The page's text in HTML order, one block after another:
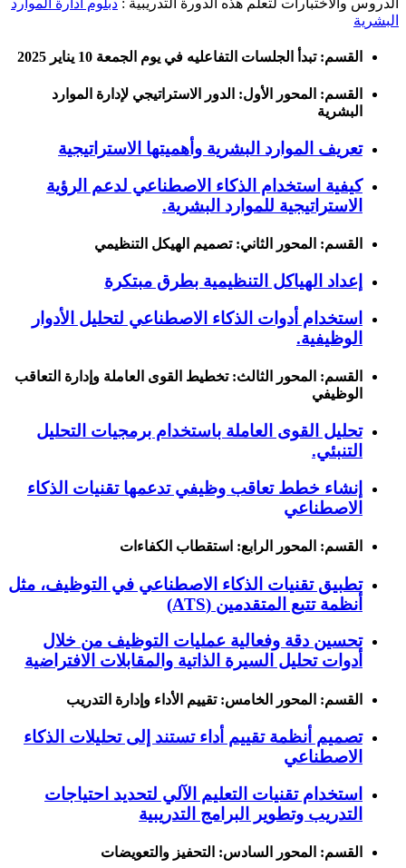
الدروس والاختبارات لتعلم هذه الدورة التدريبية : دبلوم ادارة الموارد
البشرية
القسم: تبدأ الجلسات التفاعليه في يوم الجمعة 10 يناير 2025
القسم: المحور الأول: الدور الاستراتيجي لإدارة الموارد
البشرية
تعريف الموارد البشرية وأهميتها الاستراتيجية
كيفية استخدام الذكاء الاصطناعي لدعم الرؤية
الاستراتيجية للموارد البشرية.
القسم: المحور الثاني: تصميم الهيكل التنظيمي
إعداد الهياكل التنظيمية بطرق مبتكرة
استخدام أدوات الذكاء الاصطناعي لتحليل الأدوار
الوظيفية.
القسم: المحور الثالث: تخطيط القوى العاملة وإدارة التعاقب
الوظيفي
تحليل القوى العاملة باستخدام برمجيات التحليل
التنبئي.
إنشاء خطط تعاقب وظيفي تدعمها تقنيات الذكاء
الاصطناعي
القسم: المحور الرابع: استقطاب الكفاءات
تطبيق تقنيات الذكاء الاصطناعي في التوظيف، مثل
أنظمة تتبع المتقدمين (ATS)
تحسين دقة وفعالية عمليات التوظيف من خلال
أدوات تحليل السيرة الذاتية والمقابلات الافتراضية
القسم: المحور الخامس: تقييم الأداء وإدارة التدريب
تصميم أنظمة تقييم أداء تستند إلى تحليلات الذكاء
الاصطناعي
استخدام تقنيات التعليم الآلي لتحديد احتياجات
التدريب وتطوير البرامج التدريبية
القسم: المحور السادس: التحفيز والتعويضات